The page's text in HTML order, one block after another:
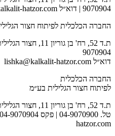
9070904 | דוא״ל lishka@kalkalit-hatzor.com
החברה הכלכלית לפיתוח חצור
9070904
דוא״ל lishka@kalkalit-hatzor.com
החברה הכלכלית
לפיתוח חצור הגלילית בע״מ
ת.ד 52, רח' בן גוריון 11, חצור הגלילית
hatzor.com